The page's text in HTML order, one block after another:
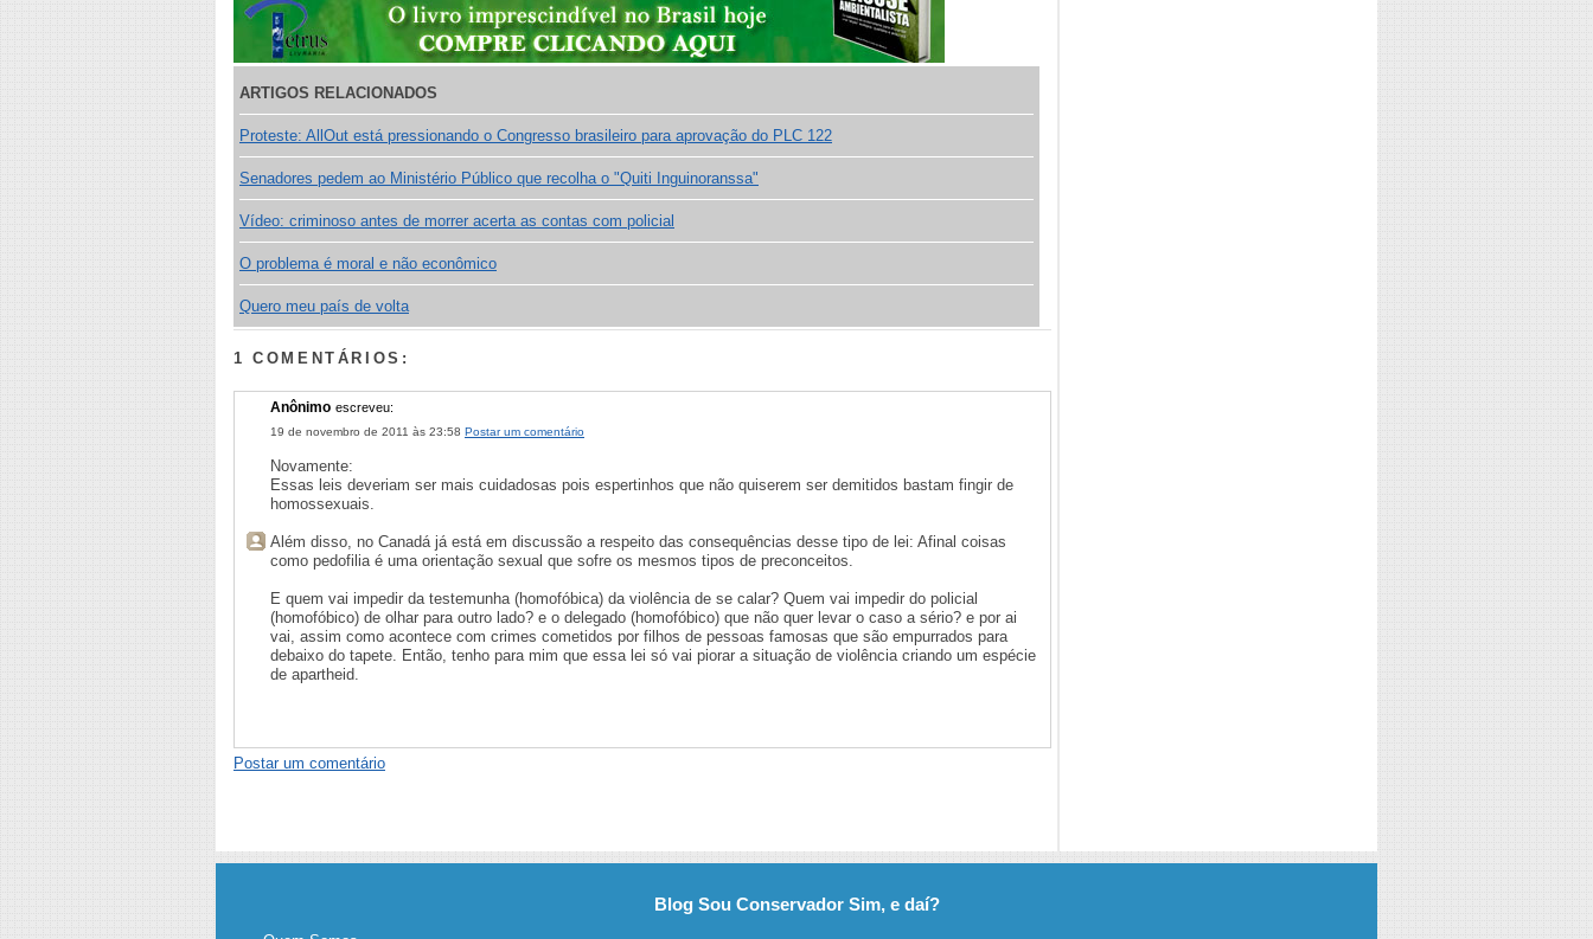
ARTIGOS RELACIONADOS
Proteste: AllOut está pressionando o Congresso brasileiro para aprovação do PLC 122
Senadores pedem ao Ministério Público que recolha o "Quiti Inguinoranssa"
Vídeo: criminoso antes de morrer acerta as contas com policial
O problema é moral e não econômico
Quero meu país de volta
1 COMENTÁRIOS:
Anônimo escreveu:
19 de novembro de 2011 às 23:58 Postar um comentário
Novamente:
Essas leis deveriam ser mais cuidadosas pois espertinhos que não quiserem ser demitidos bastam fingir de
homossexuais.
Além disso, no Canadá já está em discussão a respeito das consequências desse tipo de lei: Afinal coisas
como pedofilia é uma orientação sexual que sofre os mesmos tipos de preconceitos.
E quem vai impedir da testemunha (homofóbica) da violência de se calar? Quem vai impedir do policial
(homofóbico) de olhar para outro lado? e o delegado (homofóbico) que não quer levar o caso a sério? e por ai
vai, assim como acontece com crimes cometidos por filhos de pessoas famosas que são empurrados para
debaixo do tapete. Então, tenho para mim que essa lei só vai piorar a situação de violência criando um espécie
de apartheid.
Postar um comentário
Blog Sou Conservador Sim, e daí?